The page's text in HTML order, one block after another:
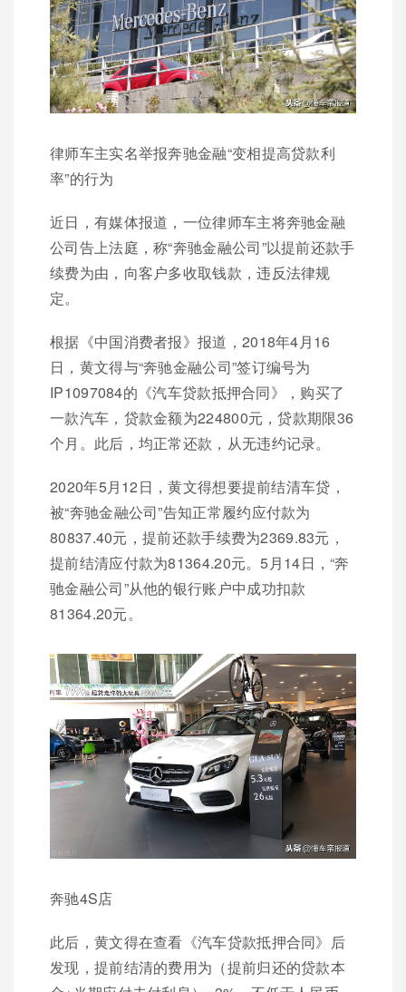
律师车主实名举报奔驰金融“变相提高贷款利
率”的行为
近日，有媒体报道，一位律师车主将奔驰金融
公司告上法庭，称“奔驰金融公司”以提前还款手
续费为由，向客户多收取钱款，违反法律规
定。
根据《中国消费者报》报道，2018年4月16
日，黄文得与“奔驰金融公司”签订编号为
IP1097084的《汽车贷款抵押合同》，购买了
一款汽车，贷款金额为224800元，贷款期限36
个月。此后，均正常还款，从无违约记录。
2020年5月12日，黄文得想要提前结清车贷，
被“奔驰金融公司”告知正常履约应付款为
80837.40元，提前还款手续费为2369.83元，
提前结清应付款为81364.20元。5月14日，“奔
驰金融公司”从他的银行账户中成功扣款
81364.20元。
奔驰4S店
此后，黄文得在查看《汽车贷款抵押合同》后
发现，提前结清的费用为（提前归还的贷款本